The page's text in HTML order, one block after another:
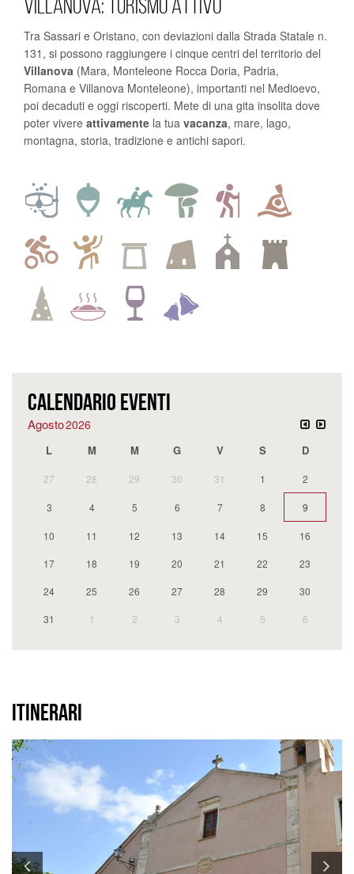
VILLANOVA: TURISMO ATTIVO
Tra Sassari e Oristano, con deviazioni dalla Strada Statale n.
131, si possono raggiungere i cinque centri del territorio del
Villanova (Mara, Monteleone Rocca Doria, Padria,
Romana e Villanova Monteleone), importanti nel Medioevo,
poi decaduti e oggi riscoperti. Mete di una gita insolita dove
poter vivere attivamente la tua vacanza, mare, lago,
montagna, storia, tradizione e antichi sapori.
CALENDARIO EVENTI
Agosto2026
L M M G V S D
27 28 29 30 31 1 2
3 4 5 6 7 8 9
10 11 12 13 14 15 16
17 18 19 20 21 22 23
24 25 26 27 28 29 30
31 1 2 3 4 5 6
ITINERARI